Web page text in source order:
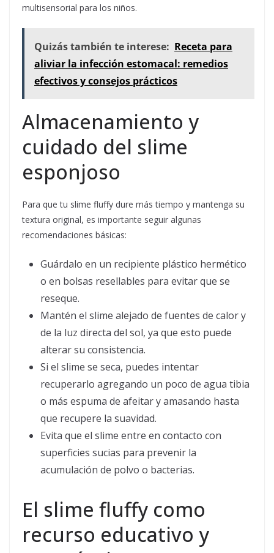
multisensorial para los niños.
Quizás también te interese: Receta para
aliviar la infección estomacal: remedios
efectivos y consejos prácticos
Almacenamiento y
cuidado del slime
esponjoso
Para que tu slime fluffy dure más tiempo y mantenga su
textura original, es importante seguir algunas
recomendaciones básicas:
Guárdalo en un recipiente plástico hermético
o en bolsas resellables para evitar que se
reseque.
Mantén el slime alejado de fuentes de calor y
de la luz directa del sol, ya que esto puede
alterar su consistencia.
Si el slime se seca, puedes intentar
recuperarlo agregando un poco de agua tibia
o más espuma de afeitar y amasando hasta
que recupere la suavidad.
Evita que el slime entre en contacto con
superficies sucias para prevenir la
acumulación de polvo o bacterias.
El slime fluffy como
recurso educativo y